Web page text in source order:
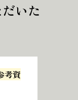
いた
考資